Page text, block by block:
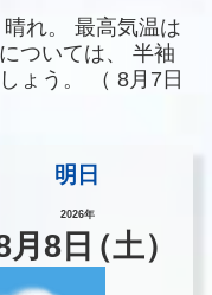
晴れ。
最高気温は
ついては、
半袖
ょう。
（ 8月7日
明日
2026年
月8 日（土）